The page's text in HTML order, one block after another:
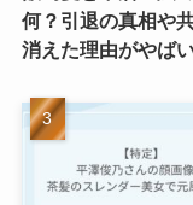
何？引退の真相や
消えた理由がやばい